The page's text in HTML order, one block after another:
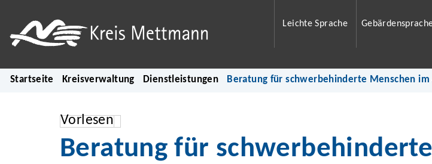
Leichte Sprache
Startseite Kreisverwaltung Dienstleistungen Beratung für schwerbehinderte Menschen
Vorlesen
Beratung für